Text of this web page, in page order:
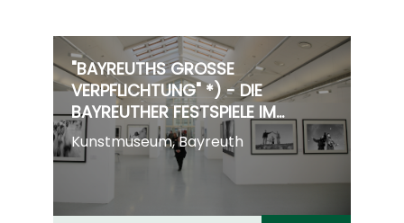
"BAYREUTHS GROSSE V
ERPFLICHTUNG" *) - DIE B
AYREUTHER FESTSPIELE IM S
PIEGEL DER TAGESPRESSE
(*BAYREUTHER TAGBLATT 2
Kunstmuseum, Bayreuth